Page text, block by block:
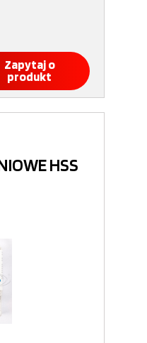
Zapytaj o
produkt
HSS